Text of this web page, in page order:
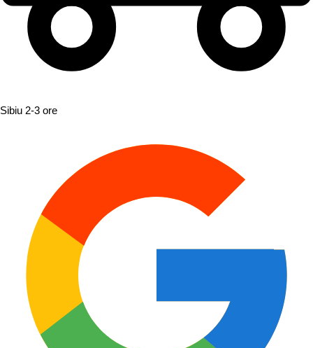
Sibiu 2-3 ore